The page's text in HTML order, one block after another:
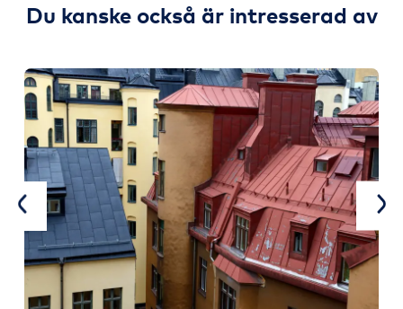
Du kanske också är intresserad av
Previous